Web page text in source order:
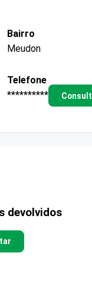
Bairro
Meudon
Telefone
**********
devolvidos